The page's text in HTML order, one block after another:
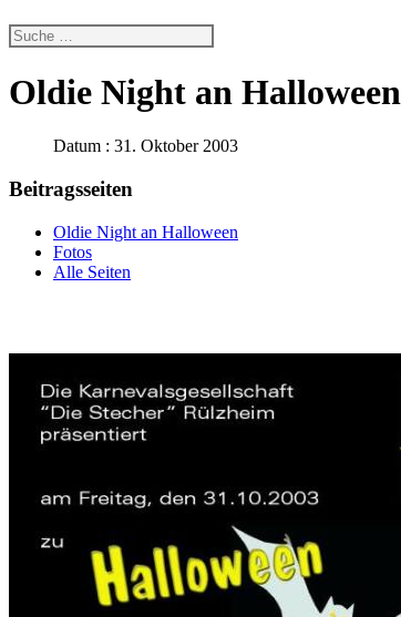
Oldie Night an Halloween
Datum : 31. Oktober 2003
Beitragsseiten
Oldie Night an Halloween
Fotos
Alle Seiten